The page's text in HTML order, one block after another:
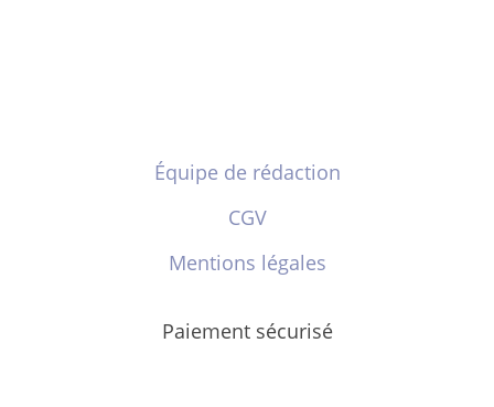
Équipe de rédaction
CGV
Mentions légales
Paiement sécurisé